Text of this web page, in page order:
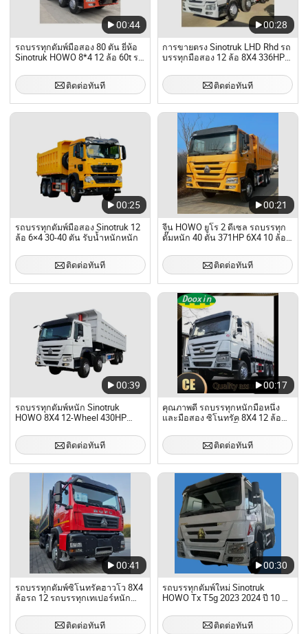
00:44
รถบรรทุกดัมพ์มือสอง 80 ตัน ยี่ห้อ
Sinotruk HOWO 8*4 12 ล้อ 60t รถ
ติดต่อทันที
00:28
การขายตรง Sinotruk LHD Rhd รถ
บรรทุกมือสอง 12 ล้อ 8X4 336HP
ติดต่อทันที
00:25
รถบรรทุกดัมพ์มือสอง Sinotruk 12
ล้อ 6×4 30-40 ตัน รับน้ำหนักหนัก
ติดต่อทันที
00:21
จีน HOWO ยูโร 2 ดีเซล รถบรรทุก
ดั๊มหนัก 40 ตัน 371HP 6X4 10 ล้อ
ติดต่อทันที
00:39
รถบรรทุกดัมพ์หนัก Sinotruk
HOWO 8X4 12-Wheel 430HP
ติดต่อทันที
00:17
คุณภาพดี รถบรรทุกหนักมือหนึ่ง
และมือสอง ซิโนทรัค 8X4 12 ล้อ
ติดต่อทันที
00:41
รถบรรทุกดัมพ์ซิโนทรัคฮาวโว 8X4
ล้อรถ 12 รถบรรทุกเทเปอร์หนัก
ติดต่อทันที
00:30
รถบรรทุกดัมพ์ใหม่ Sinotruk
HOWO Tx T5g 2023 2024 ปี 10 ล้อ
ติดต่อทันที